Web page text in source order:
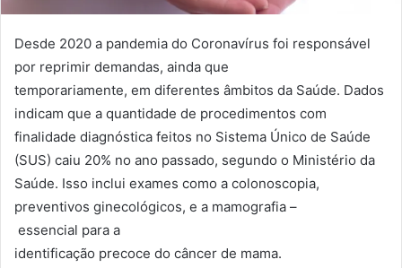
Desde 2020 a pandemia do Coronavírus foi responsável
por reprimir demandas, ainda que
temporariamente, em diferentes âmbitos da Saúde. Dados
indicam que a quantidade de procedimentos com
finalidade diagnóstica feitos no Sistema Único de Saúde
(SUS) caiu 20% no ano passado, segundo o Ministério da
Saúde. Isso inclui exames como a colonoscopia,
preventivos ginecológicos, e a mamografia –
essencial para a
identificação precoce do câncer de mama.